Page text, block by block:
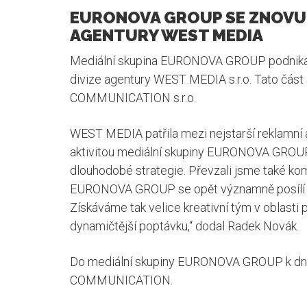
EURONOVA GROUP SE
AGENTURY WEST MEDIA
Mediální skupina EURONOVA GROUP
divize agentury WEST MEDIA s.r.o. Tato
COMMUNICATION s.r.o.
WEST MEDIA patřila mezi nejstarší
aktivitou mediální skupiny EURONOVA
dlouhodobé strategie. Převzali jsme také
EURONOVA GROUP se opět významně
Získáváme tak velice kreativní tým v oblasti
dynamičtější poptávku,“ dodal Radek Novák.
Do mediální skupiny EURONOVA GROUP k
COMMUNICATION.